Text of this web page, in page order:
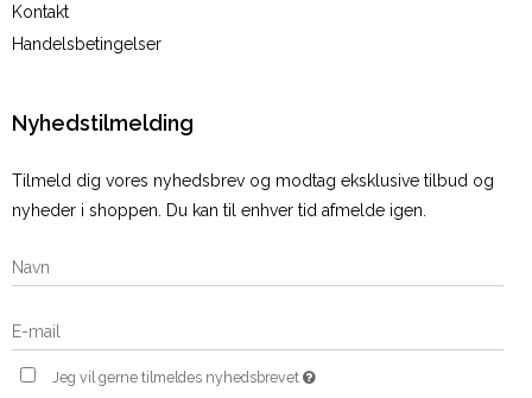
Kontakt
Handelsbetingelser
Nyhedstilmelding
Tilmeld dig vores nyhedsbrev og modtag eksklusive tilbud og
nyheder i shoppen. Du kan til enhver tid afmelde igen.
Jeg vil gerne tilmeldes nyhedsbrevet